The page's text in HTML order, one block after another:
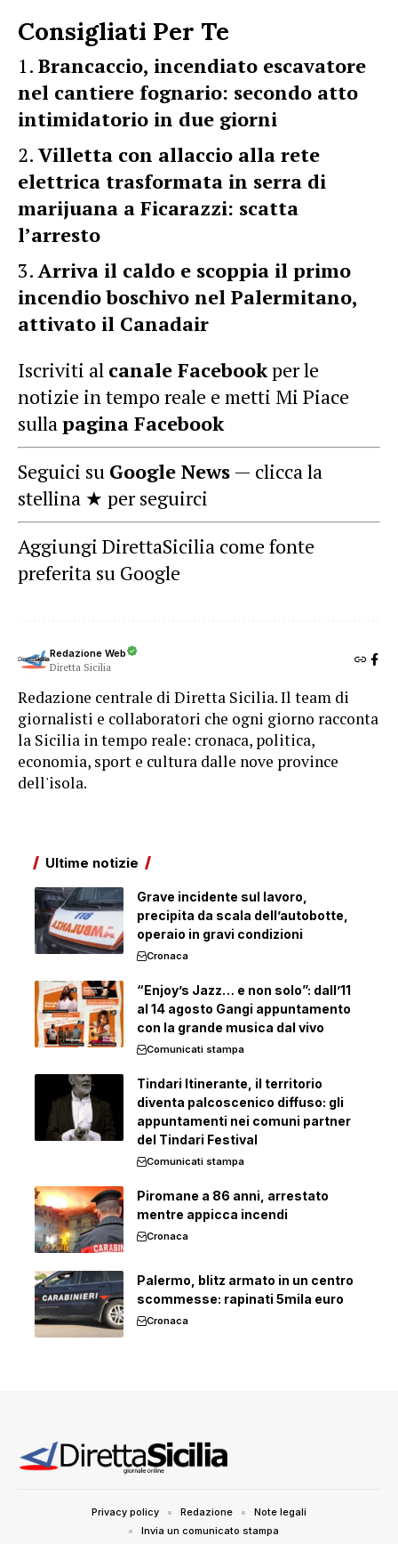
Consigliati Per Te
Brancaccio, incendiato escavatore
nel cantiere fognario: secondo atto
intimidatorio in due giorni
Villetta con allaccio alla rete
elettrica trasformata in serra di
marijuana a Ficarazzi: scatta
l’arresto
Arriva il caldo e scoppia il primo
incendio boschivo nel Palermitano,
attivato il Canadair
Iscriviti al canale Facebookper le
notizie in tempo reale e metti Mi Piace
sullapagina Facebook
Seguici su Google News — clicca la
stellina ★ per seguirci
Aggiungi DirettaSicilia come fonte
preferita su Google
Redazione Web
Diretta Sicilia
Redazione centrale di Diretta Sicilia. Il team di
giornalisti e collaboratori che ogni giorno racconta
la Sicilia in tempo reale: cronaca, politica,
economia, sport e cultura dalle nove province
dell'isola.
Ultime notizie
Grave incidente sul lavoro,
precipita da scala dell’autobotte,
operaio in gravi condizioni
Cronaca
“Enjoy’s Jazz… e non solo”: dall’11
al 14 agosto Gangi appuntamento
con la grande musica dal vivo
Comunicati stampa
Tindari Itinerante, il territorio
diventa palcoscenico diffuso: gli
appuntamenti nei comuni partner
del Tindari Festival
Comunicati stampa
Piromane a 86 anni, arrestato
mentre appicca incendi
Cronaca
Palermo, blitz armato in un centro
scommesse: rapinati 5mila euro
Cronaca
Privacy policy Redazione
Note legali
Invia un comunicato stampa